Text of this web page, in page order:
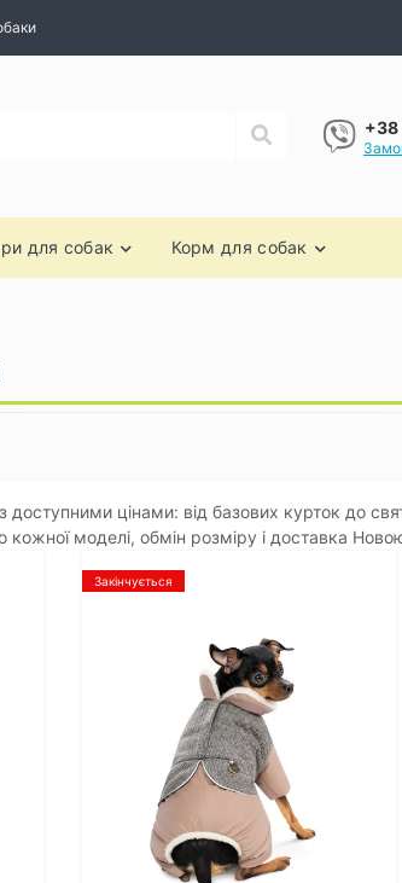
+38
для собак Корм для собак
доступними цінами: від базових курток до
кожної моделі, обмін розміру і доставка
Закінчується